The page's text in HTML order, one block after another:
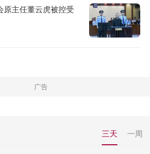
原主任董云虎被控受
三天 一周